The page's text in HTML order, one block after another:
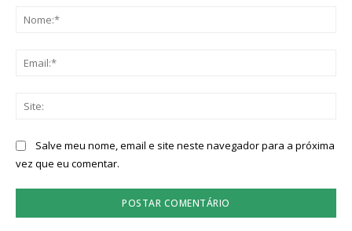
Salve meu nome, email e site neste navegador para a próxima
vez que eu comentar.